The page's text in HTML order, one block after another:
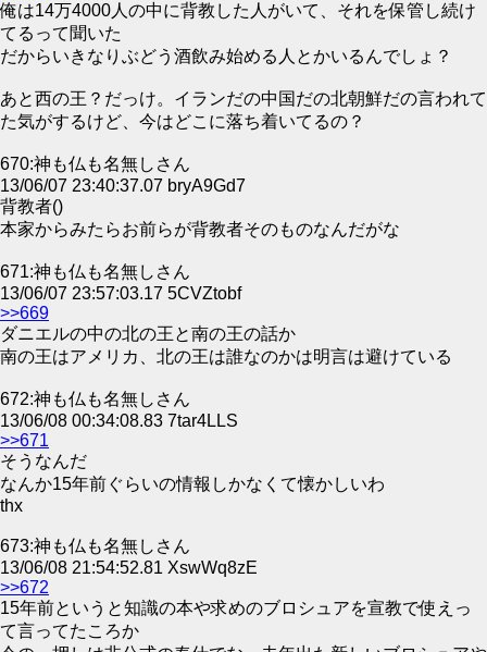
俺は14万4000人の中に背教した人がいて、それを保管し続け
てるって聞いた
だからいきなりぶどう酒飲み始める人とかいるんでしょ？
あと西の王？だっけ。イランだの中国だの北朝鮮だの言われて
た気がするけど、今はどこに落ち着いてるの？
670:神も仏も名無しさん
13/06/07 23:40:37.07 bryA9Gd7
背教者()
本家からみたらお前らが背教者そのものなんだがな
671:神も仏も名無しさん
13/06/07 23:57:03.17 5CVZtobf
>>669
ダニエルの中の北の王と南の王の話か
南の王はアメリカ、北の王は誰なのかは明言は避けている
672:神も仏も名無しさん
13/06/08 00:34:08.83 7tar4LLS
>>671
そうなんだ
なんか15年前ぐらいの情報しかなくて懐かしいわ
thx
673:神も仏も名無しさん
13/06/08 21:54:52.81 XswWq8zE
>>672
15年前というと知識の本や求めのブロシュアを宣教で使えっ
て言ってたころか